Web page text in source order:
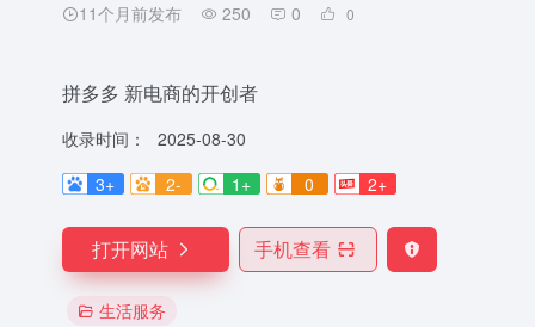
11个月前发布 250 0 0
拼多多 新电商的开创者
收录时间：
2025-08-30
3+
2- 1+ 0 2+
打开网站 手机查看
生活服务